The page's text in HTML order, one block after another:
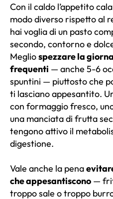
Con il caldo l’appetito
modo diverso rispetto al
hai voglia di un pasto
secondo, contorno e
Megliospezzare la
frequenti — anche 5-6
spuntini — piuttosto che
ti lasciano appesantito.
con formaggio fresco,
una manciata di frutta
tengono attivo il
digestione.
Vale anche la pena
che appesantiscono —
troppo sale o troppo